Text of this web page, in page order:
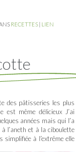
RECETTES | LIEN
des pâtisseries les plus
est même délicieux J’ai
années mais qui l’a
l’aneth et à la ciboulette
à l’extrême elle